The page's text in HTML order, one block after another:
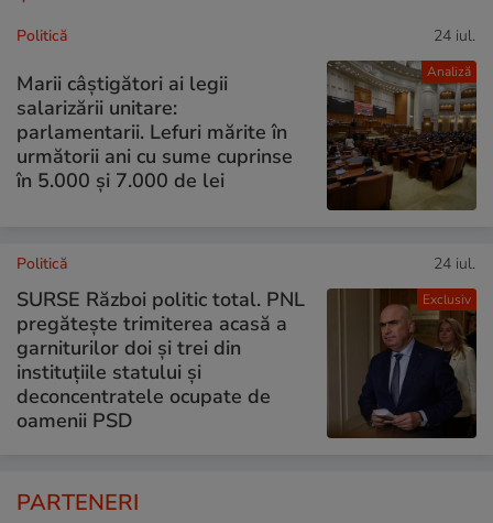
Analiză
Politică 24 iul.
Marii câștigători ai legii
salarizării unitare:
parlamentarii. Lefuri mărite în
următorii ani cu sume cuprinse
în 5.000 și 7.000 de lei
Exclusiv
Politică 24 iul.
SURSE Război politic total. PNL
pregătește trimiterea acasă a
garniturilor doi și trei din
instituțiile statului și
deconcentratele ocupate de
oamenii PSD
PARTENERI